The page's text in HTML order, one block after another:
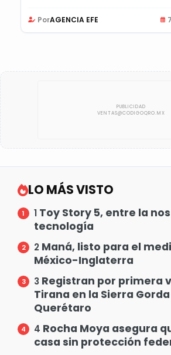
PorAGENCIA EFE
LO MÁS VISTO
1 Toy Story 5, entre la
tecnología
2 Maná, listo para el
México-Inglaterra
3 Registran por primera
Tirana en la Sierra
Querétaro
4 Rocha Moya asegura
casa sin protección